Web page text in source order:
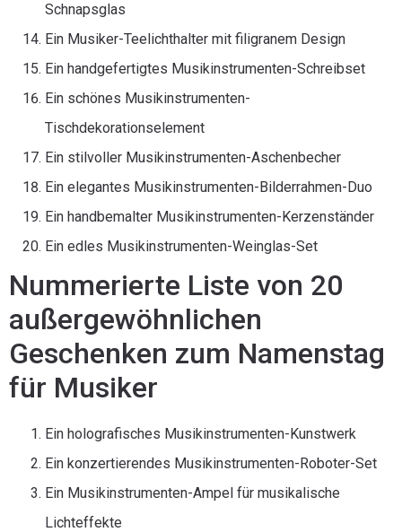
Schnapsglas
Ein Musiker-Teelichthalter mit filigranem Design
Ein handgefertigtes Musikinstrumenten-Schreibset
Ein schönes Musikinstrumenten-
Tischdekorationselement
Ein stilvoller Musikinstrumenten-Aschenbecher
Ein elegantes Musikinstrumenten-Bilderrahmen-Duo
Ein handbemalter Musikinstrumenten-Kerzenständer
Ein edles Musikinstrumenten-Weinglas-Set
Nummerierte Liste von 20
außergewöhnlichen
Geschenken zum Namenstag
für Musiker
Ein holografisches Musikinstrumenten-Kunstwerk
Ein konzertierendes Musikinstrumenten-Roboter-Set
Ein Musikinstrumenten-Ampel für musikalische
Lichteffekte